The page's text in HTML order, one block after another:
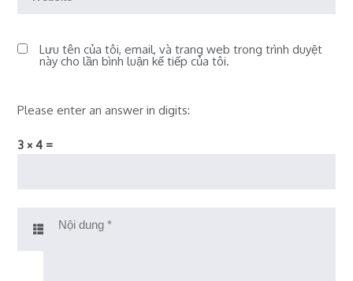
Lưu tên của tôi, email, và trang web trong trình duyệt
này cho lần bình luận kế tiếp của tôi.
Please enter an answer in digits:
3 × 4 =